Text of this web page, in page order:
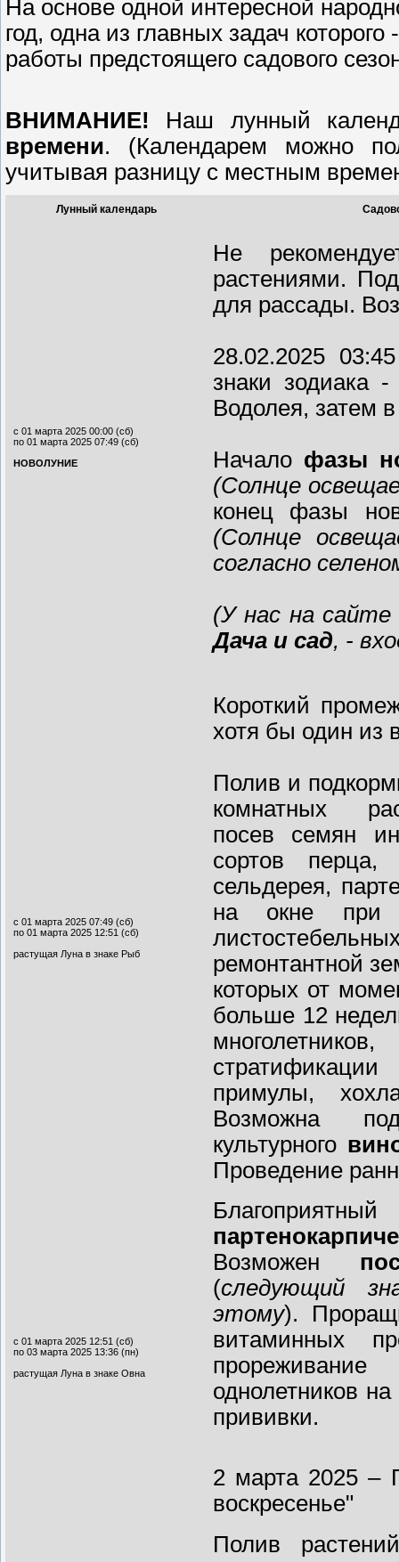
На основе одной интересной
год, одна из главных задач
работы предстоящего садового
ВНИМАНИЕ! Наш лунный
времени. (Календарем можно
учитывая разницу с местным
Лунный календарь
с 01 марта 2025 00:00 (сб)
по 01 марта 2025 07:49 (сб)
НОВОЛУНИЕ
Не
растениями.
для рассады.
28.02.2025
знаки зодиака
Водолея, затем
Начало фазы
(Солнце
конец фазы
(Солнце
согласно
(У нас на сайте
Дача и сад, -
с 01 марта 2025 07:49 (сб)
по 01 марта 2025 12:51 (сб)
растущая Луна в знаке Рыб
Короткий
хотя бы один из
Полив и
комнатных
посев семян
сортов перца,
сельдерея,
на окне при
ремонтантной
которых от
больше 12
примулы,
Возможна
культурного
Проведение
с 01 марта 2025 12:51 (сб)
по 03 марта 2025 13:36 (пн)
растущая Луна в знаке Овна
Возможен
(следующий
этому).
витаминных
однолетников
прививки.
2 марта 2025 –
воскресенье"
Полив